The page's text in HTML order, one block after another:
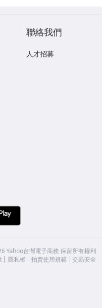
聯絡我們
人才招募
Yahoo台灣電子商務 保留所有權利
隱私權 拍賣使用規範 交易安全